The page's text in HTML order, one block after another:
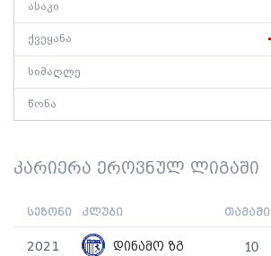
ასაკი
ქვეყანა
სიმაღლე
წონა
კარიერა ეროვნულ ლიგაში
სეზონი კლუბი თამაში
2021 დინამო ზგ 10